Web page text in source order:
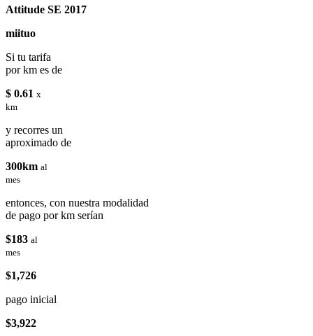
Attitude SE 2017
miituo
Si tu tarifa
por km es de
$ 0.61 x
km
y recorres un
aproximado de
300km al
mes
entonces, con nuestra modalidad
de pago por km serían
$183 al
mes
$1,726
pago inicial
$3,922